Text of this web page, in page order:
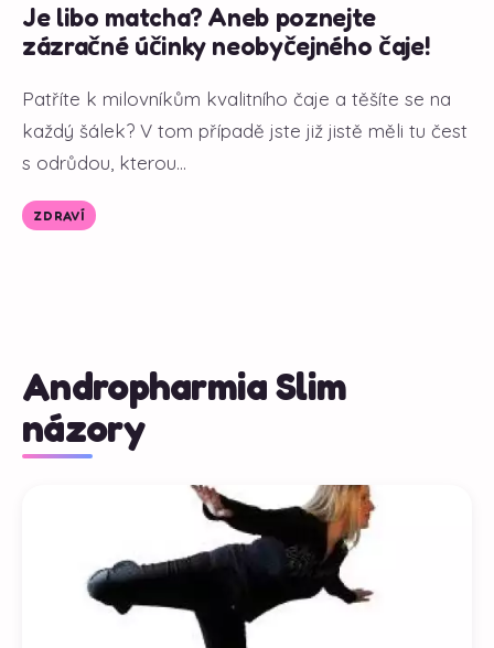
Je libo matcha? Aneb poznejte
zázračné účinky neobyčejného čaje!
Patříte k milovníkům kvalitního čaje a těšíte se na
každý šálek? V tom případě jste již jistě měli tu čest
s odrůdou, kterou...
ZDRAVÍ
Andropharmia Slim
názory